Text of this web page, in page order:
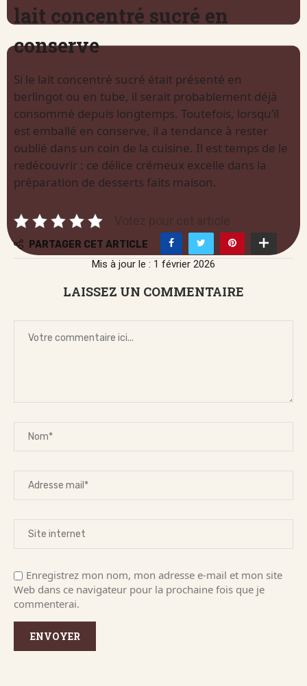
Mis à jour le : 1 février 2026
lait concentré sucré en
conserve
Si le lait concentré sucré était présenté en
berlingot ou en tube, il serait probablement déjà
consommé depuis longtemps. Toutefois, lorsqu’il
est emballé en conserve, il a tendance à rester
oublié dans un coin de la cuisine. Il est temps de le
redécouvrir : ce délice crémeux excelle dans la
préparation de desserts faits maison.
Votez pour cet article
PARTAGER CET ARTICLE
LAISSEZ UN COMMENTAIRE
Enregistrez mon nom, mon adresse e-mail et mon site
Web dans ce navigateur pour la prochaine fois que je
commenterai.